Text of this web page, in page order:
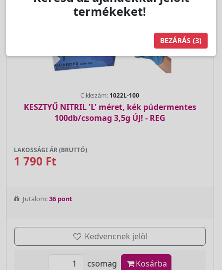
Cikkszám: 1022L-100
KESZTYŰ NITRIL 'L' méret, kék púdermentes
100db/csomag 3,5g ÚJ! - REG
LAKOSSÁGI ÁR (BRUTTÓ)
1 790 Ft
Jutalom:36 pont
Kedvencnek jelöl
csomag Kosárba
termékeket!
BEZÁRÁS (2)